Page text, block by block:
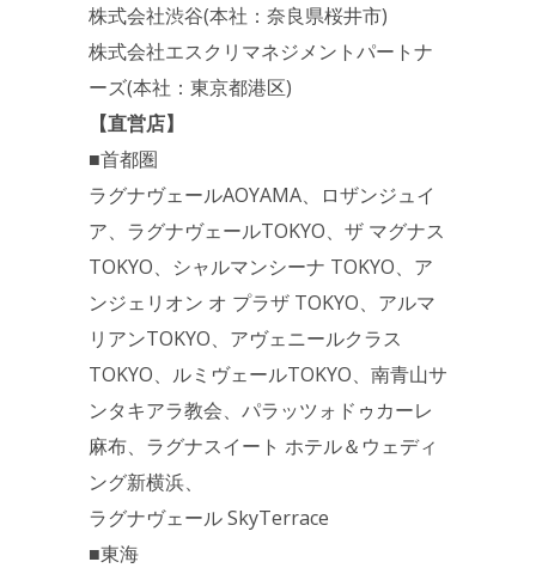
株式会社渋谷(本社：奈良県桜井市)
株式会社エスクリマネジメントパートナ
ーズ(本社：東京都港区)
【直営店】
■首都圏
ラグナヴェールAOYAMA、ロザンジュイ
ア、ラグナヴェールTOKYO、ザ マグナス
TOKYO、シャルマンシーナ TOKYO、ア
ンジェリオン オ プラザ TOKYO、アルマ
リアンTOKYO、アヴェニールクラス
TOKYO、ルミヴェールTOKYO、南青山サ
ンタキアラ教会、パラッツォドゥカーレ
麻布、ラグナスイート ホテル＆ウェディ
ング新横浜、
ラグナヴェール SkyTerrace
■東海